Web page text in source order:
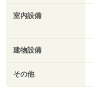
室内設備
建物設備
その他